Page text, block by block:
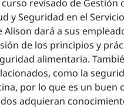
revisado de Gestión
y Seguridad en el
Alison dará a sus
de los principios y
alimentaria.
como la
por lo que es un buen
adquieran